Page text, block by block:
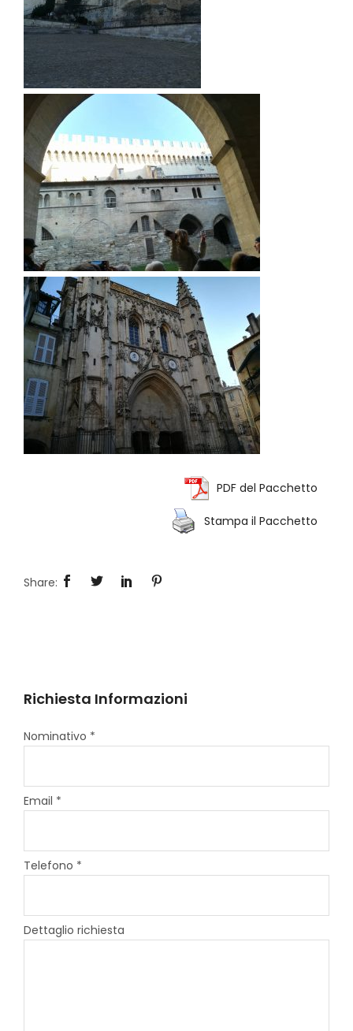
PDF del Pacchetto
Stampa il Pacchetto
Richiesta Informazioni
Nominativo *
Email *
Telefono *
Dettaglio richiesta